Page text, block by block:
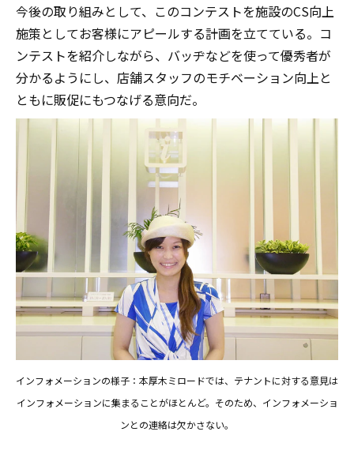
今後の取り組みとして、このコンテストを施設のCS向上
施策としてお客様にアピールする計画を立てている。コ
ンテストを紹介しながら、バッヂなどを使って優秀者が
分かるようにし、店舗スタッフのモチベーション向上と
ともに販促にもつなげる意向だ。
インフォメーションの様子：本厚木ミロードでは、テナントに対する意見は
インフォメーションに集まることがほとんど。そのため、インフォメーショ
ンとの連絡は欠かさない。